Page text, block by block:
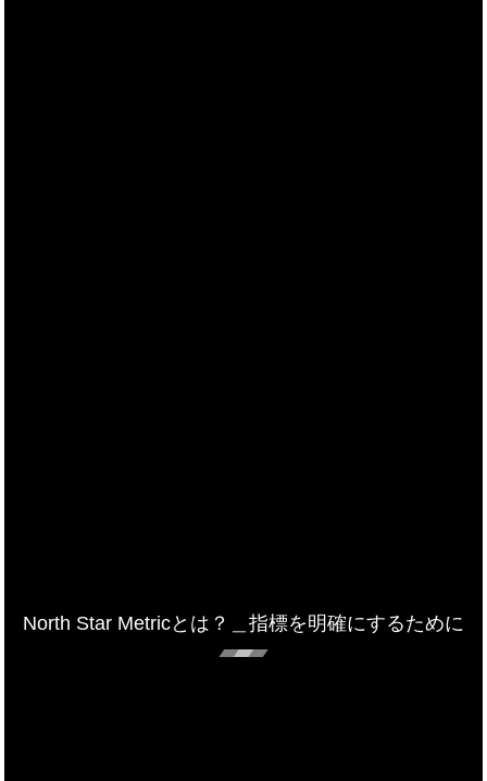
North Star Metricとは？＿指標を明確にするために